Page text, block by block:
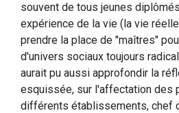
souvent de tous jeunes
expérience de la vie (la vie
prendre la place de "maîtres"
d'univers sociaux toujours
aurait pu aussi approfondir la
esquissée, sur l'affectation des
différents établissements, chef